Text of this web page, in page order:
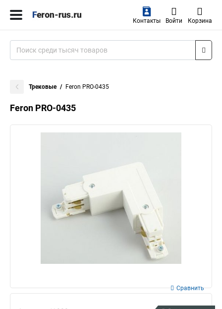
Контакты Войти Корзина
Трековые Feron PRO-0435
Feron PRO-0435
Сравнить